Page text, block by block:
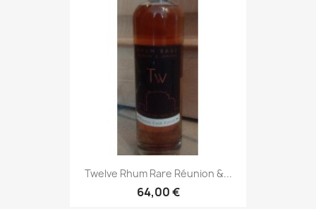
Twelve Rhum Rare Réunion &...
64,00 €